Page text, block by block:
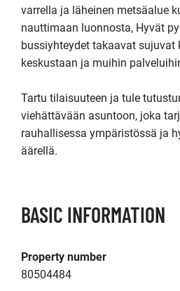
varrella ja läheinen metsäalue
nauttimaan luonnosta, Hyvät
bussiyhteydet takaavat sujuvat
keskustaan ja muihin
Tartu tilaisuuteen ja tule
viehättävään asuntoon, joka
rauhallisessa ympäristössä ja
äärellä.
BASIC INFORMATION
Property number
80504484